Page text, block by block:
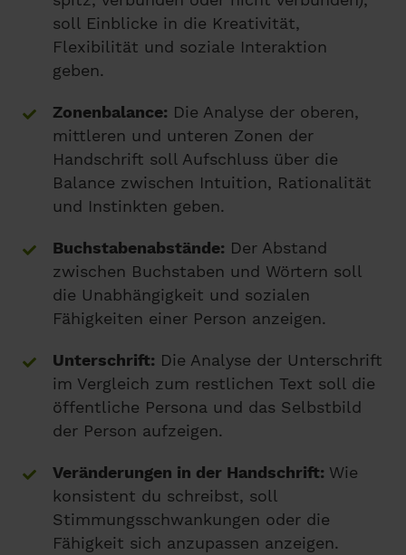
soll Einblicke in die Kreativität,
Flexibilität und soziale Interaktion
geben.
Zonenbalance: Die Analyse der oberen,
mittleren und unteren Zonen der
Handschrift soll Aufschluss über die
Balance zwischen Intuition, Rationalität
und Instinkten geben.
Buchstabenabstände: Der Abstand
zwischen Buchstaben und Wörtern soll
die Unabhängigkeit und sozialen
Fähigkeiten einer Person anzeigen.
Unterschrift: Die Analyse der Unterschrift
im Vergleich zum restlichen Text soll die
öffentliche Persona und das Selbstbild
der Person aufzeigen.
Veränderungen in der Handschrift: Wie
konsistent du schreibst, soll
Stimmungsschwankungen oder die
Fähigkeit sich anzupassen anzeigen.